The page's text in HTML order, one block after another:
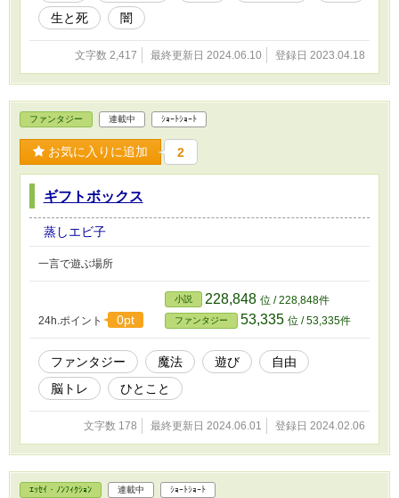
生と死
闇
文字数 2,417 最終更新日 2024.06.10 登録日 2023.04.18
ファンタジー 連載中 ｼｮｰﾄｼｮｰﾄ
お気に入りに追加 2
ギフトボックス
蒸しエビ子
一言で遊ぶ場所
24h.ポイント 0pt
小説 228,848 位 / 228,848件
ファンタジー 53,335 位 / 53,335件
ファンタジー 魔法 遊び
自由
脳トレ
ひとこと
文字数 178 最終更新日 2024.06.01 登録日 2024.02.06
ｴｯｾｲ・ﾉﾝﾌｨｸｼｮﾝ 連載中 ｼｮｰﾄｼｮｰﾄ